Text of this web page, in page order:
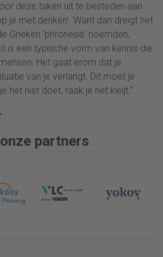
deze taken uit te besteden aan
je met denken’. Want dan dreigt het
Grieken ‘phronesis’ noemden,
is een typische vorm van kennis die
Het gaat erom dat je
van je verlangt. Dit moet je
het niet doet, raak je het kwijt.”
partners